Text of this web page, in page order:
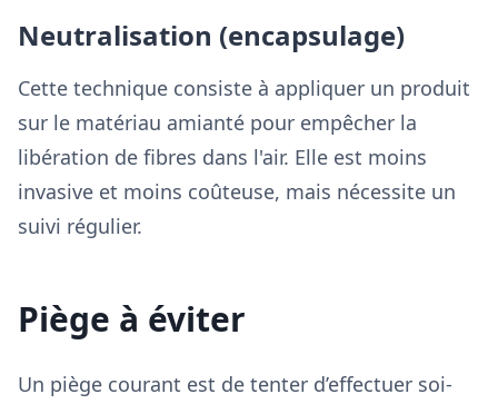
Neutralisation (encapsulage)
Cette technique consiste à appliquer un produit
sur le matériau amianté pour empêcher la
libération de fibres dans l'air. Elle est moins
invasive et moins coûteuse, mais nécessite un
suivi régulier.
Piège à éviter
Un piège courant est de tenter d’effectuer soi-